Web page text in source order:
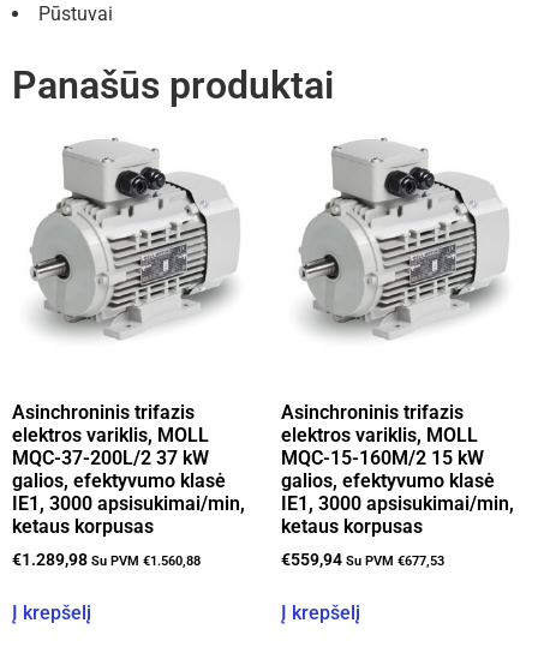
Pūstuvai
Panašūs produktai
Asinchroninis trifazis
elektros variklis, MOLL
MQC-37-200L/2 37 kW
galios, efektyvumo klasė
IE1, 3000 apsisukimai/min,
ketaus korpusas
€1.289,98 Su PVM €1.560,88
Į krepšelį
Asinchroninis trifazis
elektros variklis, MOLL
MQC-15-160M/2 15 kW
galios, efektyvumo klasė
IE1, 3000 apsisukimai/min,
ketaus korpusas
€559,94 Su PVM €677,53
Į krepšelį